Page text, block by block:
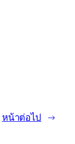
หน้าต่อไป →